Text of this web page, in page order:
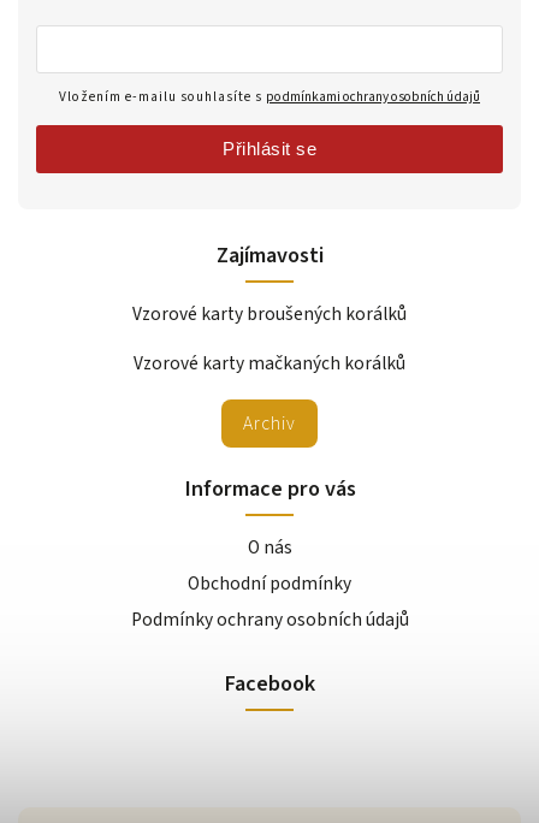
Zajímavosti
Vzorové karty broušených korálků
Vzorové karty mačkaných korálků
Archiv
Vložením e-mailu souhlasíte s podmínkami ochrany osobních údajů
Přihlásit se
Informace pro vás
O nás
Obchodní podmínky
Podmínky ochrany osobních údajů
Facebook